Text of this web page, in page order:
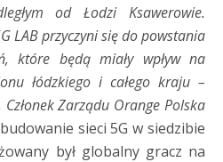
od Łodzi Ksawerowie.
LAB przyczyni się do powstania
które będą miały wpływ na
łódzkiego i całego kraju –
Zarządu Orange Polska
sieci 5G w siedzibie
był globalny gracz na